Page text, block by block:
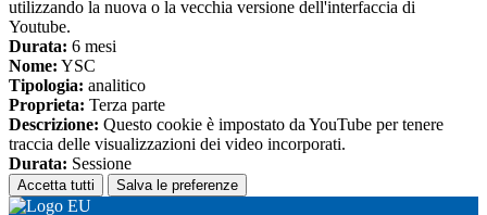
utilizzando la nuova o la vecchia versione dell'interfaccia di
Youtube.
Durata: 6 mesi
Nome: YSC
Tipologia: analitico
Proprieta: Terza parte
Descrizione: Questo cookie è impostato da YouTube per tenere
traccia delle visualizzazioni dei video incorporati.
Durata: Sessione
Accetta tutti Salva le preferenze